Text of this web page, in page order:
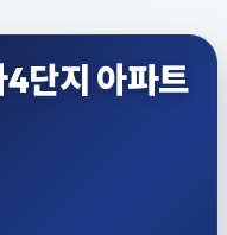
단지 아파트